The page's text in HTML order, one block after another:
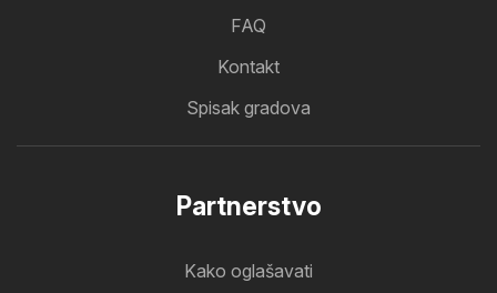
FAQ
Kontakt
Spisak gradova
Partnerstvo
Kako oglašavati